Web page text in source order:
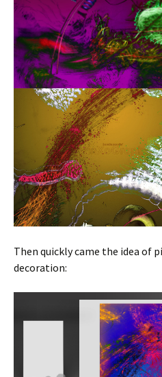
Then quickly came the idea of
decoration: